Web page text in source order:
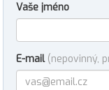
Vaše jméno
E-mail (nepovinný,